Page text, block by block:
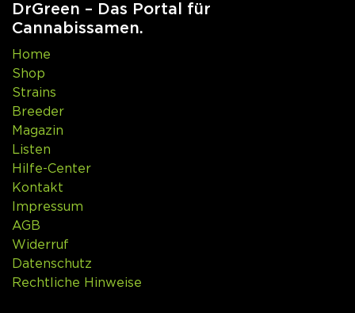
DrGreen – Das Portal für
Cannabissamen.
Home
Shop
Strains
Breeder
Magazin
Listen
Hilfe-Center
Kontakt
Impressum
AGB
Widerruf
Datenschutz
Rechtliche Hinweise